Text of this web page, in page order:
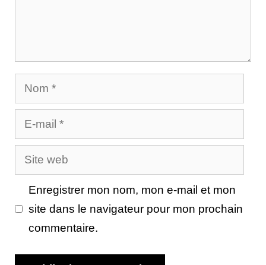
Nom
E-
mail
Site
web
Enregistrer mon nom, mon e-mail et mon
site dans le navigateur pour mon prochain
commentaire.